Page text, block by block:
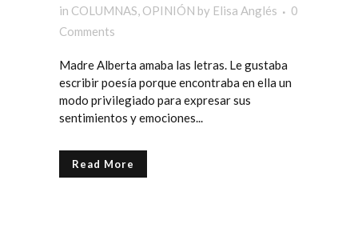
in COLUMNAS, OPINIÓN by Elisa Anglés
0
Comments
Madre Alberta amaba las letras. Le gustaba
escribir poesía porque encontraba en ella un
modo privilegiado para expresar sus
sentimientos y emociones...
Read More